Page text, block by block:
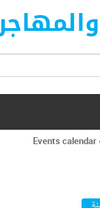
Events calendar